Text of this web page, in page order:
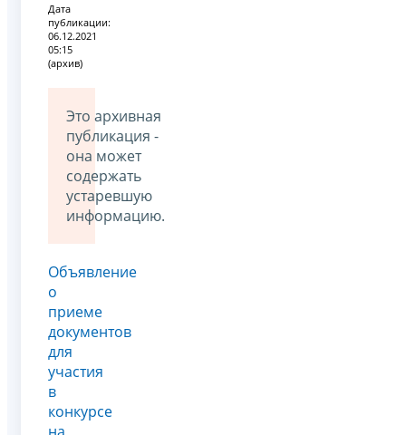
Дата
публикации:
06.12.2021
05:15
(архив)
Это архивная
публикация -
она может
содержать
устаревшую
информацию.
Объявление
о
приеме
документов
для
участия
в
конкурсе
на